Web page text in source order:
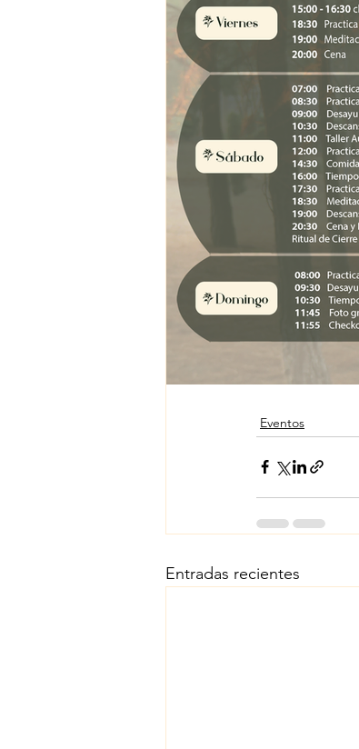
Eventos
Entradas recientes